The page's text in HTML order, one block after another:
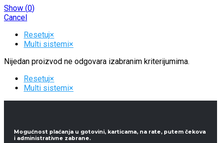
Resetuj×
Multi sistemi×
Nijedan proizvod ne odgovara izabranim kriterijumima.
Resetuj×
Multi sistemi×
Show (0)
Cancel
Mogućnost plaćanja u gotovini, karticama, na rate, putem čekova
i administrativne zabrane.